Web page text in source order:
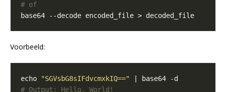
# of
Voorbeeld:
echo "SGVsbG8sIFdvcmxkIQ=="
# Output: Hello, World!